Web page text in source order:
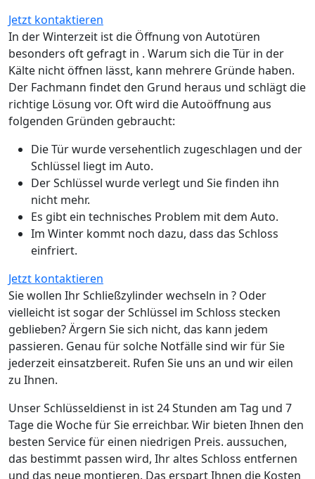
Jetzt kontaktieren
In der Winterzeit ist die Öffnung von Autotüren
besonders oft gefragt in . Warum sich die Tür in der
Kälte nicht öffnen lässt, kann mehrere Gründe haben.
Der Fachmann findet den Grund heraus und schlägt die
richtige Lösung vor. Oft wird die Autoöffnung aus
folgenden Gründen gebraucht:
Die Tür wurde versehentlich zugeschlagen und der
Schlüssel liegt im Auto.
Der Schlüssel wurde verlegt und Sie finden ihn
nicht mehr.
Es gibt ein technisches Problem mit dem Auto.
Im Winter kommt noch dazu, dass das Schloss
einfriert.
Jetzt kontaktieren
Sie wollen Ihr Schließzylinder wechseln in ? Oder
vielleicht ist sogar der Schlüssel im Schloss stecken
geblieben? Ärgern Sie sich nicht, das kann jedem
passieren. Genau für solche Notfälle sind wir für Sie
jederzeit einsatzbereit. Rufen Sie uns an und wir eilen
zu Ihnen.
Unser Schlüsseldienst in ist 24 Stunden am Tag und 7
Tage die Woche für Sie erreichbar. Wir bieten Ihnen den
besten Service für einen niedrigen Preis. aussuchen,
das bestimmt passen wird, Ihr altes Schloss entfernen
und das neue montieren. Das erspart Ihnen die Kosten